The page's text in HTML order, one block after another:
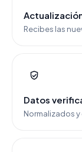
Recibes las
Datos
Normalizados